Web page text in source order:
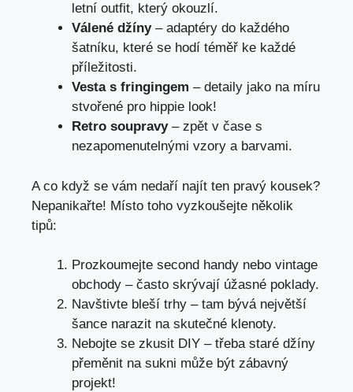
letní outfit, který okouzlí.
Válené džíny– adaptéry‍ do každého
⁤šatníku, ‌které se hodí téměř ke každé​
příležitosti.
Vesta ⁢s fringingem – detaily jako na míru
stvořené pro hippie⁢ look!
Retro soupravy– zpět v čase⁣ s
nezapomenutelnými vzory a barvami.
A co když se​ vám nedaří ⁢najít ten pravý kousek?
Nepanikařte!⁣ Místo toho vyzkoušejte několik
tipů:
Prozkoumejte second handy⁤ nebo vintage
obchody – ‌často ⁤skrývají úžasné poklady.
Navštivte bleší trhy⁢ – tam bývá největší
šance narazit na skutečné klenoty.
Nebojte se ‌zkusit ⁣DIY⁣ – ​třeba‌ staré džíny
přeměnit na‌ sukni může být ⁣zábavný
projekt!